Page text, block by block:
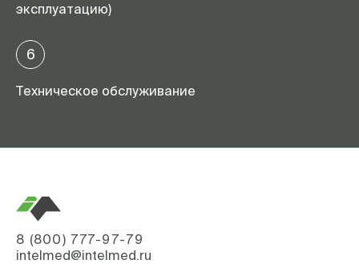
эксплуатацию)
6
Техническое обслуживание
8 (800) 777-97-79
intelmed@intelmed.ru